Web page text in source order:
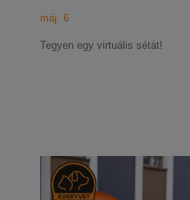
máj. 6
Tegyen egy virtuális sétát!